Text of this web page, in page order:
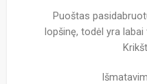
Puoštas
lopšinę, todėl yra